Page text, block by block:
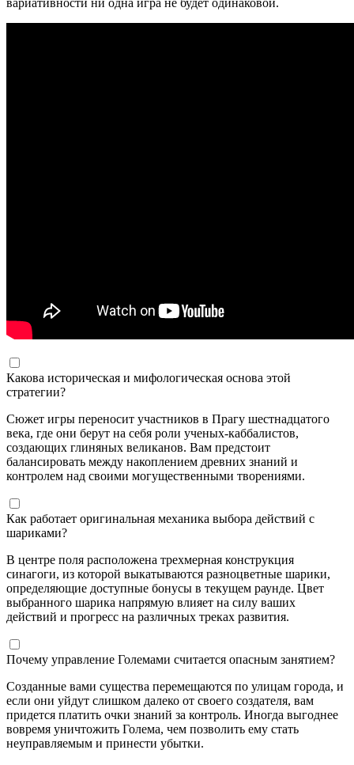
Какова историческая и мифологическая основа этой
стратегии?
Сюжет игры переносит участников в Прагу шестнадцатого
века, где они берут на себя роли ученых-каббалистов,
создающих глиняных великанов. Вам предстоит
балансировать между накоплением древних знаний и
контролем над своими могущественными творениями.
Как работает оригинальная механика выбора действий с
шариками?
В центре поля расположена трехмерная конструкция
синагоги, из которой выкатываются разноцветные шарики,
определяющие доступные бонусы в текущем раунде. Цвет
выбранного шарика напрямую влияет на силу ваших
действий и прогресс на различных треках развития.
Почему управление Големами считается опасным занятием?
Созданные вами существа перемещаются по улицам города, и
если они уйдут слишком далеко от своего создателя, вам
придется платить очки знаний за контроль. Иногда выгоднее
вовремя уничтожить Голема, чем позволить ему стать
неуправляемым и принести убытки.